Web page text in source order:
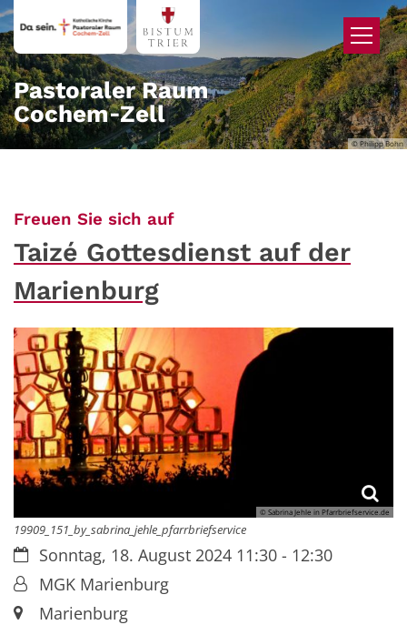
Zum Inhalt springen
© Philipp Bohn
Pastoraler Raum
Cochem‑Zell
Freuen Sie sich auf:
Taizé Gottesdienst auf der
Marienburg
© Sabrina Jehle in Pfarrbriefservice.de
19909_151_by_sabrina_jehle_pfarrbriefservice
Datum:Sonntag, 18. August 2024 11:30 - 12:30
Von:MGK Marienburg
Ort:Marienburg